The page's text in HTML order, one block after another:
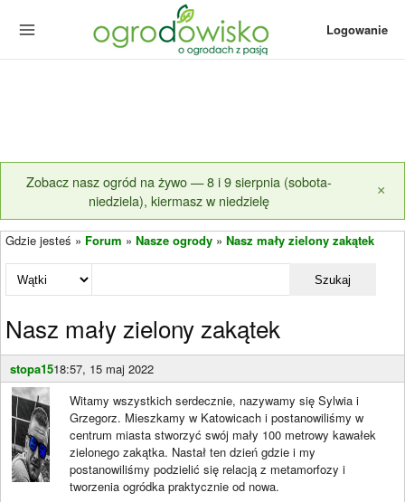
Logowanie
Zobacz nasz ogród na żywo — 8 i 9 sierpnia (sobota-
niedziela), kiermasz w niedzielę
×
Gdzie jesteś » Forum » Nasze ogrody » Nasz mały zielony zakątek
Szukaj
Nasz mały zielony zakątek
stopa1518:57, 15 maj 2022
Witamy wszystkich serdecznie, nazywamy się Sylwia i
Grzegorz. Mieszkamy w Katowicach i postanowiliśmy w
centrum miasta stworzyć swój mały 100 metrowy kawałek
zielonego zakątka. Nastał ten dzień gdzie i my
postanowiliśmy podzielić się relacją z metamorfozy i
tworzenia ogródka praktycznie od nowa.